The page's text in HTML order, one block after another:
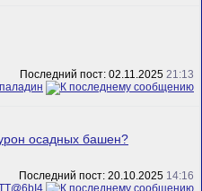
Последний пост: 02.11.2025 21:13
осадных башен?
Последний пост: 20.10.2025 14:16